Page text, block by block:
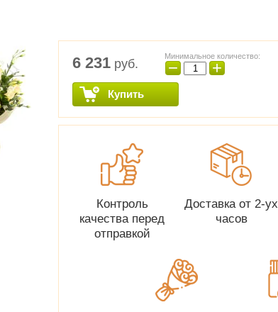
6 231 руб.
Минимальное количество:
− +
Купить
Контроль
качества перед
отправкой
Доставка от 2-ух
часов